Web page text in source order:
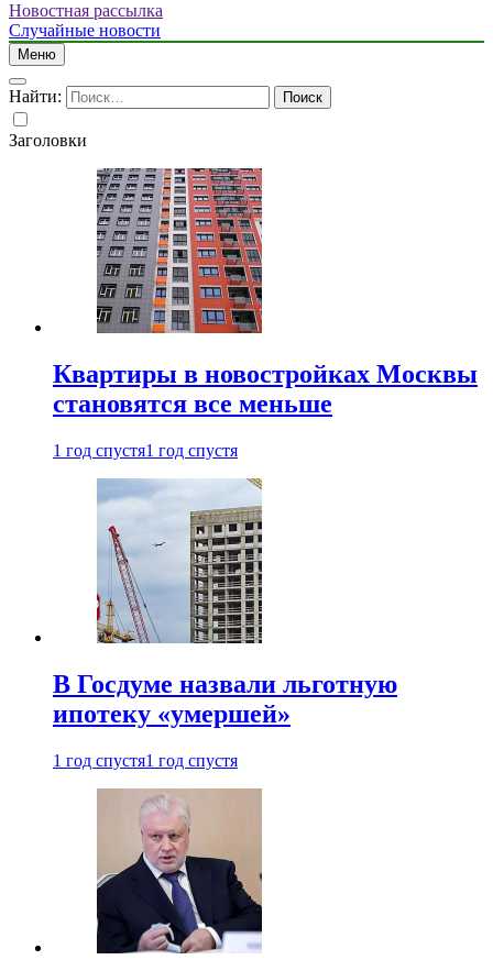
Новостная рассылка
Случайные новости
Меню
Найти:
Заголовки
Квартиры в новостройках Москвы
становятся все меньше
1 год спустя1 год спустя
В Госдуме назвали льготную
ипотеку «умершей»
1 год спустя1 год спустя